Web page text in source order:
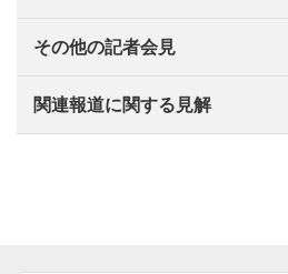
その他の記者会見
関連報道に関する見解